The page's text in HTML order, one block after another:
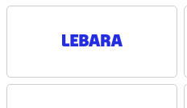
Qualcomm Snapdragon 6s Gen
prima prestaties voor alledaagse
tussen verschillende apps.